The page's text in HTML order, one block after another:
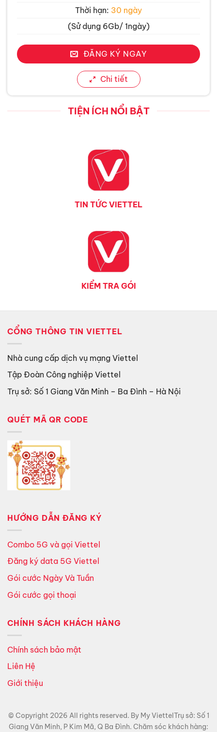
Thời hạn: 30 ngày
(Sử dụng 6Gb/ 1ngày)
ĐĂNG KÝ NGAY
Chi tiết
TIỆN ÍCH NỔI BẬT
TIN TỨC VIETTEL
KIỂM TRA GÓI
CỔNG THÔNG TIN VIETTEL
Nhà cung cấp dịch vụ mạng Viettel
Tập Đoàn Công nghiệp Viettel
Trụ sở: Số 1 Giang Văn Minh – Ba Đình – Hà Nội
QUÉT MÃ QR CODE
HƯỚNG DẪN ĐĂNG KÝ
Combo 5G và gọi Viettel
Đăng ký data 5G Viettel
Gói cước Ngày Và Tuần
Gói cước gọi thoại
CHÍNH SÁCH KHÁCH HÀNG
Chính sách bảo mật
Liên Hệ
Giới thiệu
© Copyright 2026 All rights reserved. By My ViettelTrụ sở: Số 1
Giang Văn Minh, P Kim Mã, Q Ba Đình. Chăm sóc khách hàng: